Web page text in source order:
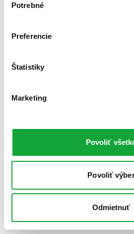
súhlasu
Potrebné
Preferencie
Štatistiky
Marketing
Povoliť
Povoliť
Odmietnuť